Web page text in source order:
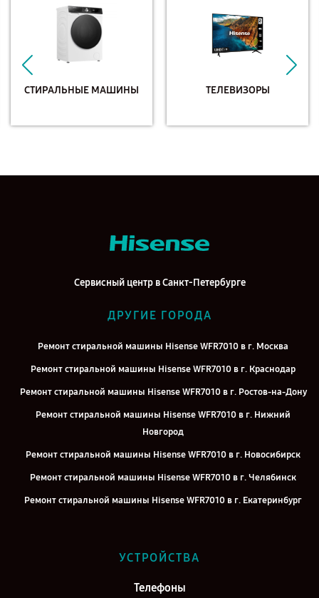
СТИРАЛЬНЫЕ МАШИНЫ ТЕЛЕВИЗОРЫ
Сервисный центр в Санкт-Петербурге
ДРУГИЕ ГОРОДА
Ремонт стиральной машины Hisense WFR7010 в г. Москва
Ремонт стиральной машины Hisense WFR7010 в г. Краснодар
Ремонт стиральной машины Hisense WFR7010 в г. Ростов-на-Дону
Ремонт стиральной машины Hisense WFR7010 в г. Нижний
Новгород
Ремонт стиральной машины Hisense WFR7010 в г. Новосибирск
Ремонт стиральной машины Hisense WFR7010 в г. Челябинск
Ремонт стиральной машины Hisense WFR7010 в г. Екатеринбург
Ремонт стиральной машины Hisense WFR7010 в г. Самара
УСТРОЙСТВА
Телефоны